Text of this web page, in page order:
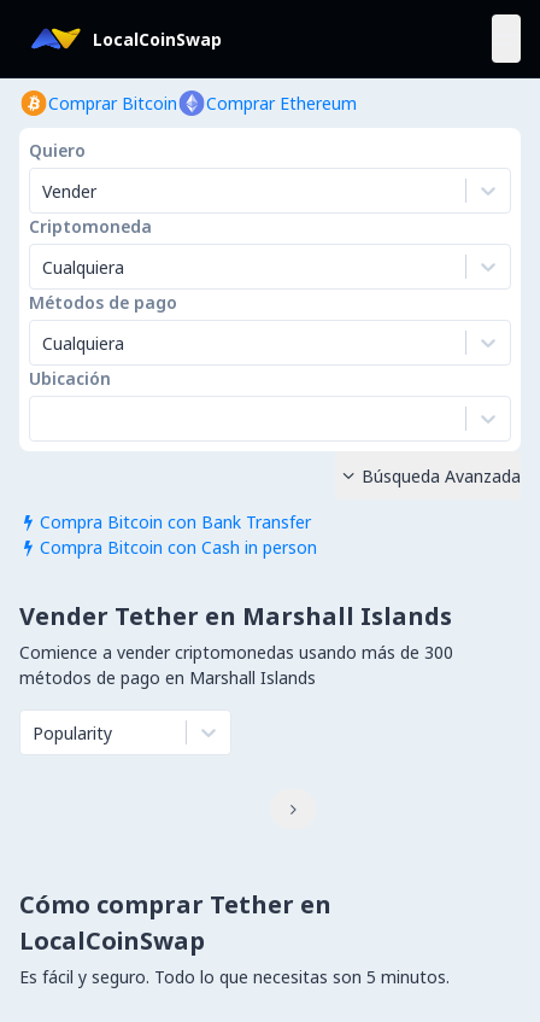
LocalCoinSwap
Comprar Bitcoin Comprar Ethereum
Quiero
Vender
Criptomoneda
Cualquiera
Métodos de pago
Cualquiera
Ubicación
 Compra Bitcoin con Bank Transfer
 Compra Bitcoin con Cash in person
 Búsqueda Avanzada
Vender Tether en Marshall Islands
Comience a vender criptomonedas usando más de 300
métodos de pago en Marshall Islands
Popularity

Cómo comprar Tether en
LocalCoinSwap
Es fácil y seguro. Todo lo que necesitas son 5 minutos.